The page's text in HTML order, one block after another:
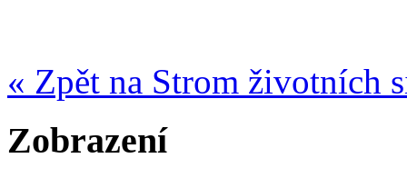
« Zpět na Strom životních
Zobrazení